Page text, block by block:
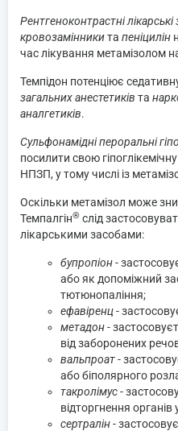
Рентгеноконтрастні лікарські
кровозамінникита пеніцилін
час лікування метамізолом
Темпідон потенціює
загальних анестетиків та
аналгетиків.
Сульфонамідні пероральні
посилити свою
НПЗП, у тому числі із
Оскільки метамізол може
Темпалгін® слід
лікарськими засобами:
бупропіон-
або як допоміжний
тютюнопаління;
ефавіренц-
метадон-
від заборонених
вальпроат-
або біполярного
такролімус-
відторгнення
сертралін-